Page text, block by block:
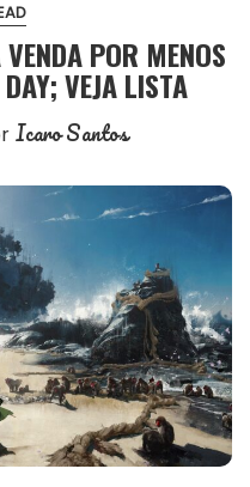
POR MENOS
VEJA LISTA
Icaro Santos